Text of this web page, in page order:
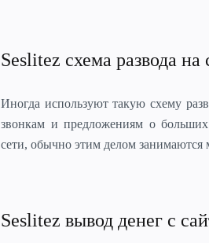
Seslitez схема развода
Иногда используют такую схему
звонкам и предложениям о
сети, обычно этим делом занимаются
Seslitez вывод денег с